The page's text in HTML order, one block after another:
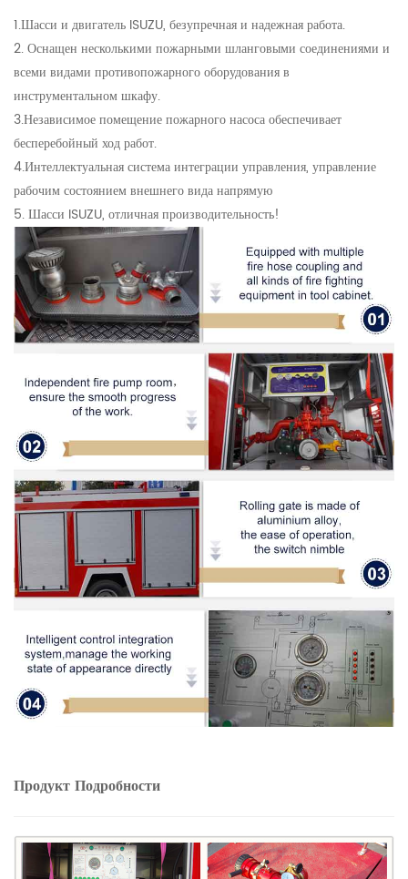
1.Шасси и двигатель ISUZU, безупречная и надежная работа.
2. Оснащен несколькими пожарными шланговыми соединениями и
всеми видами противопожарного оборудования в
инструментальном шкафу.
3.Независимое помещение пожарного насоса обеспечивает
бесперебойный ход работ.
4.Интеллектуальная система интеграции управления, управление
рабочим состоянием внешнего вида напрямую
5. Шасси ISUZU, отличная производительность!
ПродуктПодробности